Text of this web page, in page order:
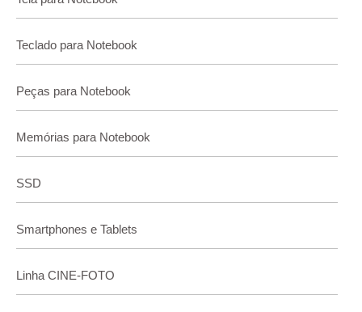
Teclado para Notebook
Peças para Notebook
Memórias para Notebook
SSD
Smartphones e Tablets
Linha CINE-FOTO